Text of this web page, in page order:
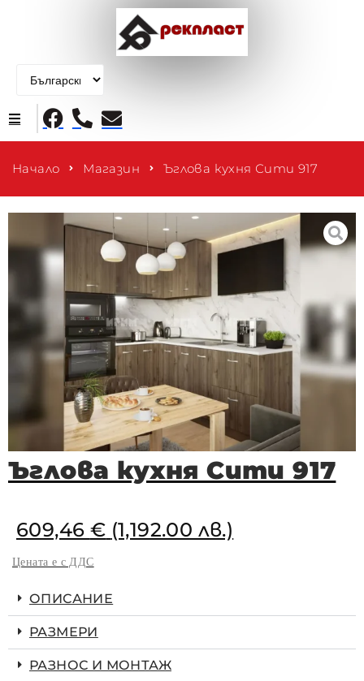
Продукти
Контакти
Начало Магазин Ъглова кухня Сити 917
Ъглова кухня Сити 917
609,46 € (1,192.00 лв.)
Цената е с ДДС
ОПИСАНИЕ
РАЗМЕРИ
РАЗНОС И МОНТАЖ